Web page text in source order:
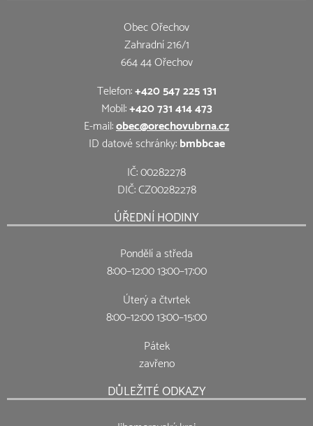
Obec Ořechov
Zahradní 216/1
664 44 Ořechov
Telefon:+420 547 225 131
Mobil:+420 731 414 473
E-mail:obec@orechovubrna.cz
ID datové schránky:bmbbcae
IČ: 00282278
DIČ: CZ00282278
ÚŘEDNÍ HODINY
Pondělí a středa
8:00–12:00 13:00–17:00
Úterý a čtvrtek
8:00–12:00 13:00–15:00
Pátek
zavřeno
DŮLEŽITÉ ODKAZY